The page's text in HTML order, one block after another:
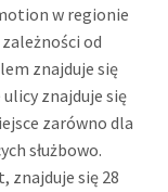
w regionie
od
znajduje się
znajduje się
zarówno dla
służbowo.
się 28